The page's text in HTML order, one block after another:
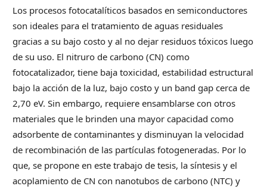
Los procesos fotocatalíticos basados en semiconductores
son ideales para el tratamiento de aguas residuales
gracias a su bajo costo y al no dejar residuos tóxicos luego
de su uso. El nitruro de carbono (CN) como
fotocatalizador, tiene baja toxicidad, estabilidad estructural
bajo la acción de la luz, bajo costo y un band gap cerca de
2,70 eV. Sin embargo, requiere ensamblarse con otros
materiales que le brinden una mayor capacidad como
adsorbente de contaminantes y disminuyan la velocidad
de recombinación de las partículas fotogeneradas. Por lo
que, se propone en este trabajo de tesis, la síntesis y el
acoplamiento de CN con nanotubos de carbono (NTC) y